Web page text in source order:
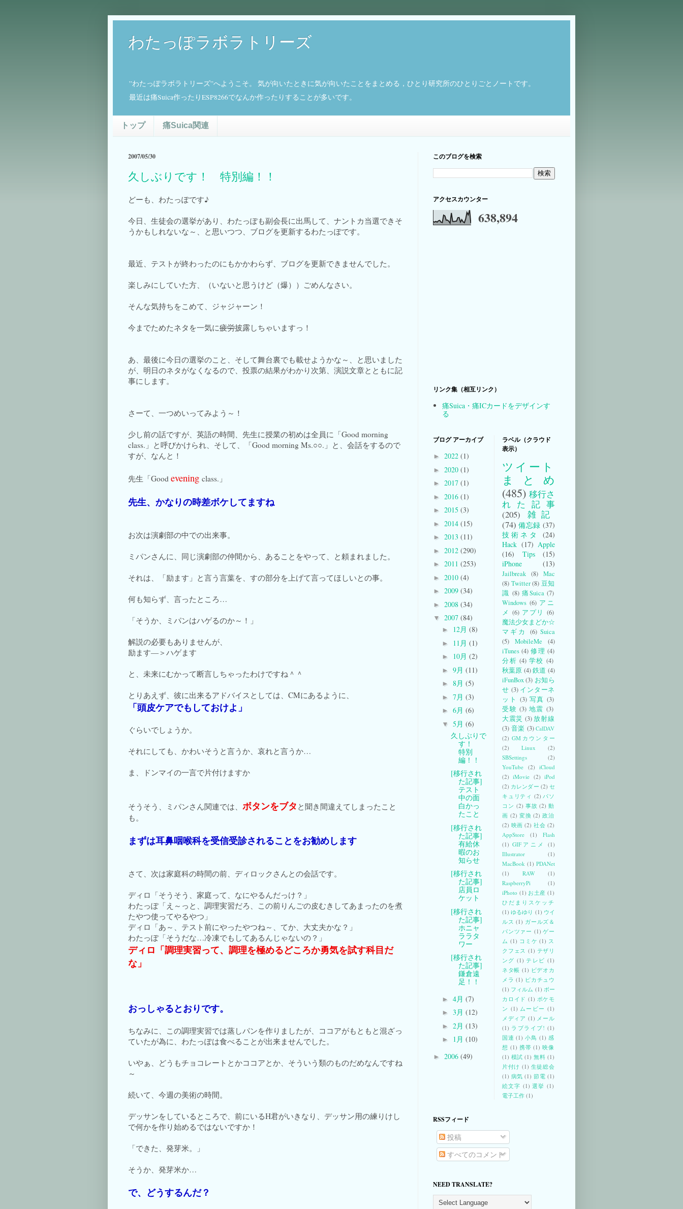
わたっぽラボラトリーズ
”わたっぽラボラトリーズ”へようこそ。 気が向いたときに気が向いたことをまとめる，ひとり研究所のひとりごとノートです。
最近は痛Suica作ったりESP8266でなんか作ったりすることが多いです。
トップ 痛Suica関連
2007/05/30
久しぶりです！ 特別編！！
どーも、わたっぽです♪
今日、生徒会の選挙があり、わたっぽも副会長に出馬して、ナントカ当選できそ
うかもしれないな～、と思いつつ、ブログを更新するわたっぽです。
最近、テストが終わったのにもかかわらず、ブログを更新できませんでした。
楽しみにしていた方、（いないと思うけど（爆））ごめんなさい。
そんな気持ちをこめて、ジャジャーン！
今までためたネタを一気に疲労披露しちゃいますっ！
あ、最後に今日の選挙のこと、そして舞台裏でも載せようかな～、と思いました
が、明日のネタがなくなるので、投票の結果がわかり次第、演説文章とともに記
事にします。
さーて、一つめいってみよう～！
少し前の話ですが、英語の時間、先生に授業の初めは全員に「Good morning
class.」と呼びかけられ、そして、「Good morning Ms.○○.」と、会話をするので
すが、なんと！
先生「Good evening class.」
先生、かなりの時差ボケしてますね
お次は演劇部の中での出来事。
ミパンさんに、同じ演劇部の仲間から、あることをやって、と頼まれました。
それは、「励ます」と言う言葉を、すの部分を上げて言ってほしいとの事。
何も知らず、言ったところ…
「そうか、ミパンはハゲるのか～！」
解説の必要もありませんが、
励ます―＞ハゲます
と、未来にむかって断言しちゃったわけですね＾＾
とりあえず、彼に出来るアドバイスとしては、CMにあるように、
「頭皮ケアでもしておけよ」
ぐらいでしょうか。
それにしても、かわいそうと言うか、哀れと言うか…
ま、ドンマイの一言で片付けますか
そうそう、ミパンさん関連では、 ボタンをブタ と聞き間違えてしまったこと
も。
まずは耳鼻咽喉科を受信受診されることをお勧めします
さて、次は家庭科の時間の前、ディロックさんとの会話です。
ディロ「そうそう、家庭って、なにやるんだっけ？」
わたっぽ「え～っと、調理実習だろ、この前りんごの皮むきしてあまったのを煮
たやつ使ってやるやつ」
ディロ「あ～、テスト前にやったやつね～、てか、大丈夫かな？」
わたっぽ「そうだな…冷凍でもしてあるんじゃないの？」
ディロ「調理実習って、調理を極めるどころか勇気を試す科目だ
な」
おっしゃるとおりです。
ちなみに、この調理実習では蒸しパンを作りましたが、ココアがもともと混ざっ
ていたが為に、わたっぽは食べることが出来ませんでした。
いやぁ、どうもチョコレートとかココアとか、そういう類のものだめなんですね
～
続いて、今週の美術の時間。
デッサンをしているところで、前にいるH君がいきなり、デッサン用の練りけし
で何かを作り始めるではないですか！
「できた、発芽米。」
そうか、発芽米か…
で、どうするんだ？
このブログを検索
アクセスカウンター
638,894
リンク集（相互リンク）
痛Suica・痛ICカードをデザインす
る
ブログ アーカイブ
► 2022 (1)
► 2020 (1)
► 2017 (1)
► 2016 (1)
► 2015 (3)
► 2014 (15)
► 2013 (11)
► 2012 (290)
► 2011 (253)
► 2010 (4)
► 2009 (34)
► 2008 (34)
▼ 2007 (84)
► 12月 (8)
► 11月 (1)
► 10月 (2)
► 9月 (11)
► 8月 (5)
► 7月 (3)
► 6月 (6)
▼ 5月 (6)
久しぶりで
す！
特別
編！！
[移行され
た記事]
テスト
中の面
白かっ
たこと
[移行され
た記事]
有給休
暇のお
知らせ
[移行され
た記事]
店員ロ
ケット
[移行され
た記事]
ホニャ
ララタ
ワー
[移行され
た記事]
鎌倉遠
足！！
► 4月 (7)
► 3月 (12)
► 2月 (13)
► 1月 (10)
► 2006 (49)
ラベル（クラウド
表示）
ツイート
まとめ
(485) 移行さ
れた記事
(205)
雑記
(74) 備忘録 (37)
技術ネタ
(24)
Hack (17) Apple
(16)
Tips
(15)
iPhone
(13)
Jailbreak (8) Mac
(8) Twitter (8) 豆知
識 (8) 痛Suica (7)
Windows (6) アニ
メ (6) アプリ (6)
魔法少女まどか☆
マギカ
(6) Suica
(5)
MobileMe
(4)
iTunes (4) 修理 (4)
分析 (4) 学校 (4)
秋葉原 (4)鉄道 (4)
iFunBox (3) お知ら
せ (3) インターネ
ット (3) 写真 (3)
受験 (3) 地震 (3)
大震災 (3) 放射線
(3) 音楽 (3) CalDAV
(2) GMカウンター
(2)
Linux
(2)
SBSettings
(2)
YouTube (2) iCloud
(2) iMovie (2) iPod
(2) カレンダー (2) セ
キュリティ (2) パソ
コン (2) 事故 (2) 動
画 (2) 変換 (2) 政治
(2) 映画 (2) 社会 (2)
AppStore
(1)
Flash
(1) GIFアニメ
(1)
Illustrator
(1)
MacBook (1) PDANet
(1)
RAW
(1)
RaspberryPi
(1)
iPhoto (1) お土産 (1)
ひだまりスケッチ
(1) ゆるゆり (1) ウイ
ルス (1) ガールズ＆
パンツァー (1) ゲー
ム (1) コミケ (1) ス
クフェス (1) テザリ
ング (1) テレビ (1)
ネタ帳 (1) ビデオカ
メラ (1) ピカチュウ
(1) フィルム (1) ボー
カロイド (1) ポケモ
ン (1) ムービー (1)
メディア (1) メール
(1) ラブライブ! (1)
国連 (1) 小鳥 (1) 感
想 (1) 携帯 (1) 映像
(1) 模試 (1) 無料 (1)
片付け (1) 生徒総会
(1) 病気 (1) 節電 (1)
絵文字 (1) 選挙 (1)
電子工作 (1)
RSSフィード
投稿
すべてのコメント
NEED TRANSLATE?